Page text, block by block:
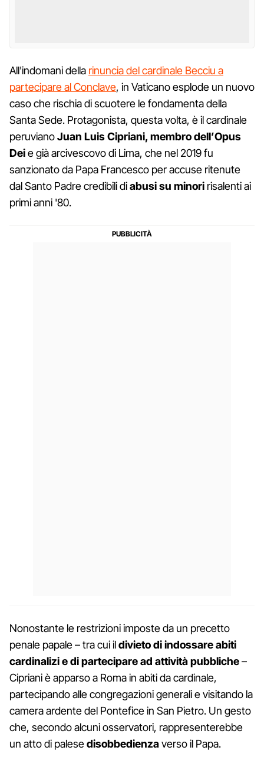
All'indomani della rinuncia del cardinale Becciu a
partecipare al Conclave, in Vaticano esplode un nuovo
caso che rischia di scuotere le fondamenta della
Santa Sede. Protagonista, questa volta, è il cardinale
peruvianoJuan Luis Cipriani, membro dell’Opus
Deie già arcivescovo di Lima, che nel 2019 fu
sanzionato da Papa Francesco per accuse ritenute
dal Santo Padre credibili diabusi su minori risalenti ai
primi anni '80.
Nonostante le restrizioni imposte da un precetto
penale papale – tra cui ildivieto di indossare abiti
cardinalizi e di partecipare ad attività pubbliche–
Cipriani è apparso a Roma in abiti da cardinale,
partecipando alle congregazioni generali e visitando la
camera ardente del Pontefice in San Pietro. Un gesto
che, secondo alcuni osservatori, rappresenterebbe
un atto di palesedisobbedienzaverso il Papa.